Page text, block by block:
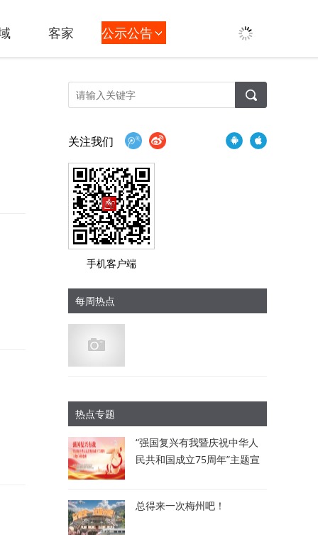
客家 公示公告
关注我们
手机客户端
每周热点
热点专题
“强国复兴有我暨庆祝中华人
民共和国成立75周年”主题宣
总得来一次梅州吧！